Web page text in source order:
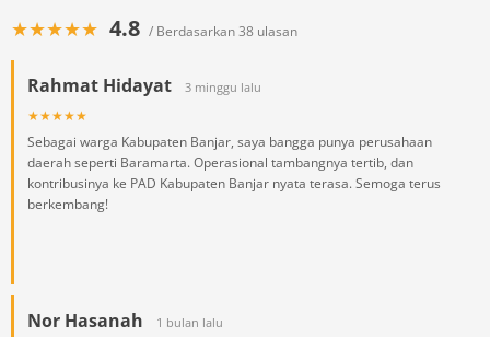
★★★★★ 4.8 / Berdasarkan 38 ulasan
Rahmat Hidayat 3 minggu lalu
★★★★★
Sebagai warga Kabupaten Banjar, saya bangga punya perusahaan
daerah seperti Baramarta. Operasional tambangnya tertib, dan
kontribusinya ke PAD Kabupaten Banjar nyata terasa. Semoga terus
berkembang!
Nor Hasanah 1 bulan lalu